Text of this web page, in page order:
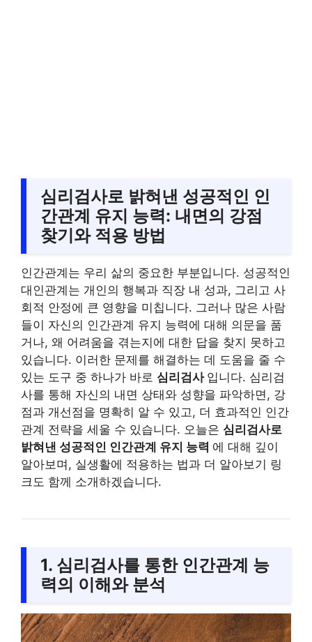
심리검사로 밝혀낸 성공적인 인
간관계 유지 능력: 내면의 강점
찾기와 적용 방법
인간관계는 우리 삶의 중요한 부분입니다. 성공적인
대인관계는 개인의 행복과 직장 내 성과, 그리고 사
회적 안정에 큰 영향을 미칩니다. 그러나 많은 사람
들이 자신의 인간관계 유지 능력에 대해 의문을 품
거나, 왜 어려움을 겪는지에 대한 답을 찾지 못하고
있습니다. 이러한 문제를 해결하는 데 도움을 줄 수
있는 도구 중 하나가 바로 심리검사 입니다. 심리검
사를 통해 자신의 내면 상태와 성향을 파악하면, 강
점과 개선점을 명확히 알 수 있고, 더 효과적인 인간
관계 전략을 세울 수 있습니다. 오늘은 심리검사로
밝혀낸 성공적인 인간관계 유지 능력 에 대해 깊이
알아보며, 실생활에 적용하는 법과 더 알아보기 링
크도 함께 소개하겠습니다.
1. 심리검사를 통한 인간관계 능
력의 이해와 분석